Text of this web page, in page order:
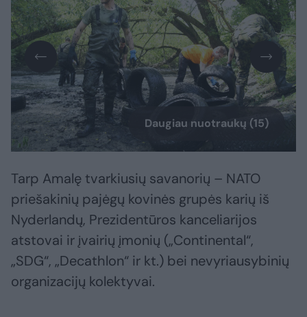
Daugiau nuotraukų (15)
Tarp Amalę tvarkiusių savanorių – NATO
priešakinių pajėgų kovinės grupės karių iš
Nyderlandų, Prezidentūros kanceliarijos
atstovai ir įvairių įmonių („Continental“,
„SDG“, „Decathlon“ ir kt.) bei nevyriausybinių
organizacijų kolektyvai.